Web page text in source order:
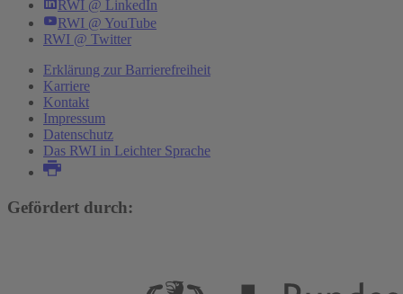
RWI @ LinkedIn
RWI @ YouTube
RWI @ Twitter
Erklärung zur Barrierefreiheit
Karriere
Kontakt
Impressum
Datenschutz
Das RWI in Leichter Sprache
Gefördert durch: